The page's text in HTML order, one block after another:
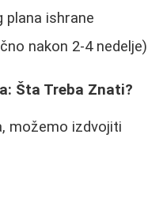
plana ishrane
nakon 2-4 nedelje)
Šta Treba Znati?
možemo izdvojiti